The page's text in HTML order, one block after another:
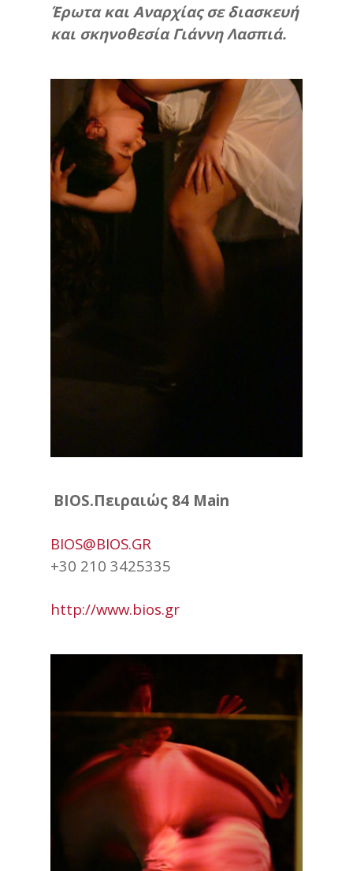
Έρωτα και Αναρχίας σε διασκευή
και σκηνοθεσία Γιάννη Λασπιά.
BIOS.Πειραιώς 84 Main
BIOS@BIOS.GR
+30 210 3425335
http://www.bios.gr